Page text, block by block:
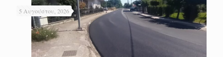
5 Αυγούστου, 2026